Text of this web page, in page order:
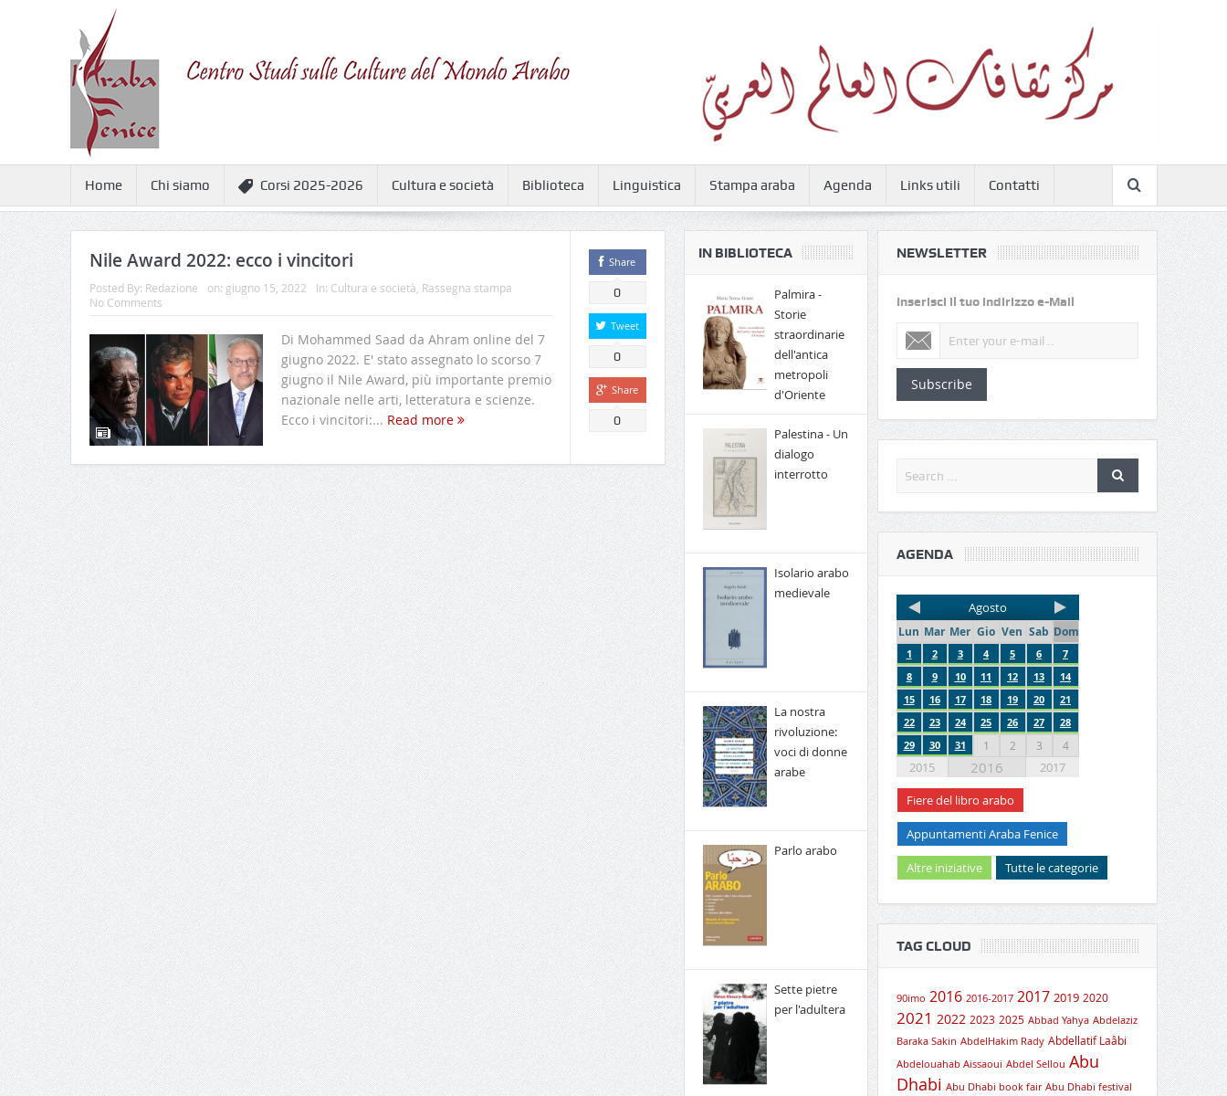
Home Chi siamo Corsi 2025-2026 Cultura e società Biblioteca Linguistica Stampa araba Agenda Links utili Contatti
Nile Award 2022: ecco i vincitori
Posted By: Redazione on: giugno 15, 2022 In: Cultura e società Rassegna stampa
No Comments
Di Mohammed Saad da Ahram online del 7
giugno 2022. E' stato assegnato lo scorso 7
giugno il Nile Award, più importante premio
nazionale nelle arti, letteratura e scienze.
Ecco i vincitori:... Read more
Share
0
Tweet
0
Share
0
IN BIBLIOTECA
Palmira -
Storie
straordinarie
dell'antica
metropoli
d'Oriente
Palestina - Un
dialogo
interrotto
Isolario arabo
medievale
La nostra
rivoluzione:
voci di donne
arabe
Parlo arabo
Sette pietre
per l'adultera
NEWSLETTER
Inserisci il tuo indirizzo e-Mail
Subscribe
AGENDA
Agosto
Lun Mar Mer Gio Ven Sab Dom
1 2 3 4 5 6
7
8
9 10 11 12 13
14
15
16 17 18 19 20
21
22
23 24 25 26 27
28
29
30 31 1 2 3 4
2015 2016
2017
Fiere del libro arabo
Appuntamenti Araba Fenice
Altre iniziative Tutte le categorie
TAG CLOUD
90imo 2016 2016-2017 2017 2019 2020
2021 2022 2023 2025 Abbad Yahya Abdelaziz
Baraka Sakin AbdelHakim Rady Abdellatif Laâbi
Abdelouahab Aissaoui Abdel Sellou Abu
Dhabi Abu Dhabi book fair Abu Dhabi festival